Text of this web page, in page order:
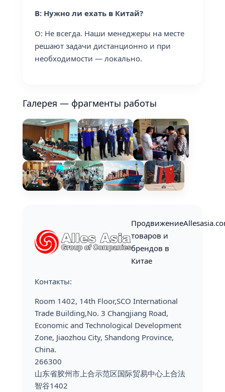
В: Нужно ли ехать в Китай?
О: Не всегда. Наши менеджеры на месте
решают задачи дистанционно и при
необходимости — локально.
Галерея — фрагменты работы
Продвижение
товаров и
брендов в
Китае
Контакты:
Room 1402, 14th Floor,SCO International
Trade Building,No. 3 Changjiang Road,
Economic and Technological Development
Zone, Jiaozhou City, Shandong Province,
China.
266300
山东省胶州市上合示范区国际贸易中心上合法
智谷1402